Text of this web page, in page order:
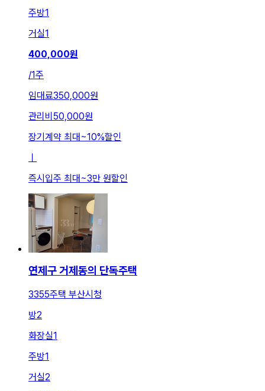
주방1
거실1
400,000원
/1주
임대료350,000원
관리비 50,000원
장기계약 최대 ~10%할인
즉시입주 최대 ~3만 원할인
연제구 거제동의 단독주택
3355주택 부산시청
방2
화장실1
주방1
거실2